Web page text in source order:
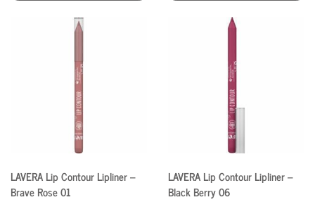
LAVERA Lip Contour Lipliner –
Brave Rose 01
LAVERA Lip Contour Lipliner –
Black Berry 06